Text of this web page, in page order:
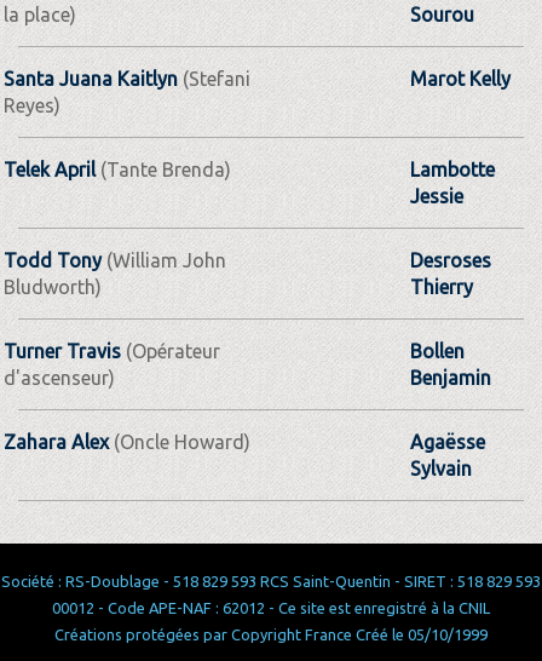
la place)
Sourou
Santa Juana Kaitlyn(Stefani
Reyes)
Marot Kelly
Telek April (Tante Brenda)
Lambotte
Jessie
Todd Tony(William John
Bludworth)
Desroses
Thierry
Turner Travis(Opérateur
d'ascenseur)
Bollen
Benjamin
Zahara Alex(Oncle Howard)
Agaësse
Sylvain
Société : RS-Doublage - 518 829 593 RCS Saint-Quentin - SIRET : 518 829 593
00012 - Code APE-NAF : 62012 - Ce site est enregistré à la CNIL
Créations protégées par Copyright France Créé le 05/10/1999